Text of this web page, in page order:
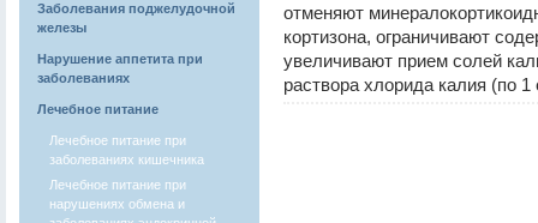
Заболевания поджелудочной
железы
Нарушение аппетита при
заболеваниях
Лечебное питание
Лечебное питание при
заболеваниях кишечника
Лечебное питание при
нарушениях обмена и
отменяют
кортизона, ограничивают
увеличивают прием солей
раствора хлорида калия (по